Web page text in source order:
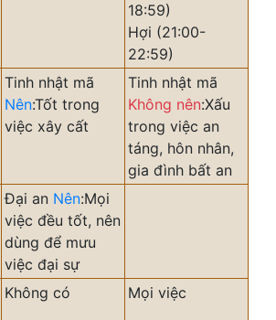
18:59)
Hợi (21:00-
22:59)
Tinh nhật mã
Nên:Tốt trong
việc xây cất
Tinh nhật mã
Không nên:Xấu
trong việc an
táng, hôn nhân,
gia đình bất an
Đại an Nên:Mọi
việc đều tốt, nên
dùng để mưu
việc đại sự
Không có Mọi việc